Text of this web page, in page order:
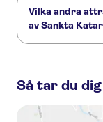
Vilka andra
av Sankta
Van Gogh Village
Så tar du